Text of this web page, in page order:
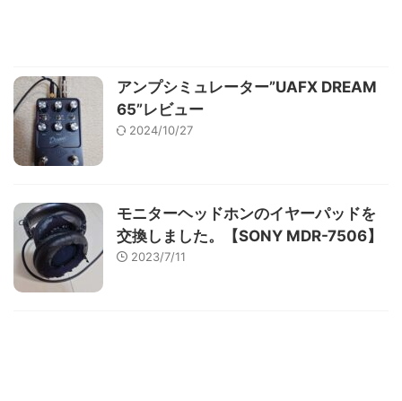
アンプシミュレーター”UAFX DREAM
65”レビュー
2024/10/27
モニターヘッドホンのイヤーパッドを
交換しました。【SONY MDR-7506】
2023/7/11